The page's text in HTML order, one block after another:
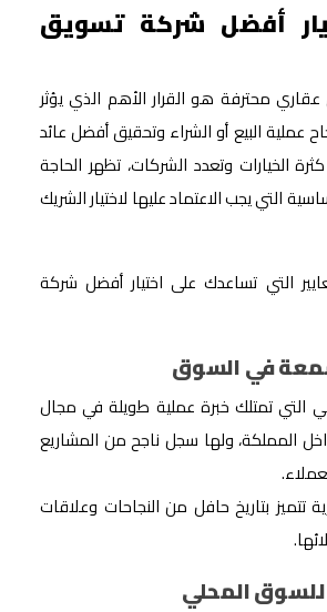
أفضل شركة تسويق
محترفة هو القرار الأهم الذي يؤثر
عملية البيع أو الشراء وتحقيق أفضل عائد
الخيارات وتعدد الشركات، تظهر الحاجة
التي يجب الاعتماد عليها لاختيار الشريك
التي تساعدك على اختيار أفضل شركة
التي تمتلك خبرة عملية طويلة في مجال
المملكة، ولها سجل ناجح من المشاريع
تتميز بتاريخ حافل من النجاحات وعلاقات